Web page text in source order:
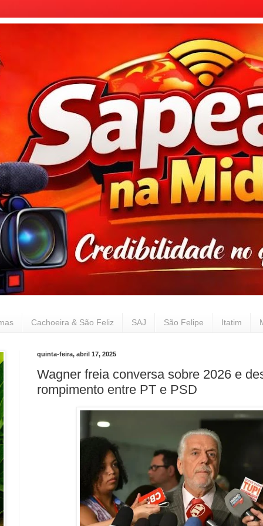
Cachoeira & São Feliz SAJ São Felipe Itatim
quinta-feira, abril 17, 2025
Wagner freia conversa sobre 2026 e
rompimento entre PT e PSD